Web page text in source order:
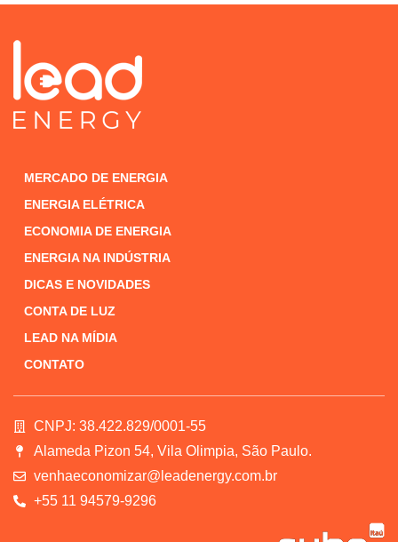
MERCADO DE ENERGIA
ENERGIA ELÉTRICA
ECONOMIA DE ENERGIA
ENERGIA NA INDÚSTRIA
DICAS E NOVIDADES
CONTA DE LUZ
LEAD NA MÍDIA
CONTATO
CNPJ: 38.422.829/0001-55
Alameda Pizon 54, Vila Olimpia, São Paulo.
venhaeconomizar@leadenergy.com.br
+55 11 94579-9296